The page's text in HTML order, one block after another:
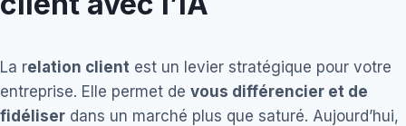
La relation client est un levier stratégique pour votre
entreprise. Elle permet de vous différencier et de
fidéliser dans un marché plus que saturé. Aujourd’hui,